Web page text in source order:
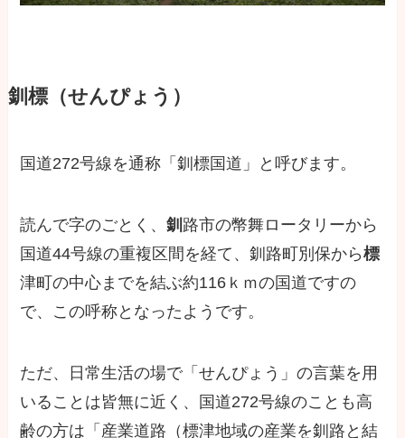
釧標（せんぴょう）
国道272号線を通称「釧標国道」と呼びます。
読んで字のごとく、釧 路市の幣舞ロータリーから
国道44号線の重複区間を経て、釧路町別保から標
津町の中心までを結ぶ約116ｋｍの国道ですの
で、この呼称となったようです。
ただ、日常生活の場で「せんぴょう」の言葉を用
いることは皆無に近く、国道272号線のことも高
齢の方は「産業道路（標津地域の産業を釧路と結